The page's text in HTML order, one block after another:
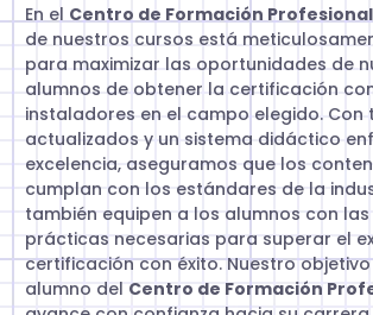
En el Centro de Formación Profesional
de nuestros cursos está
para maximizar las oportunidades de
alumnos de obtener la certificación
instaladores en el campo elegido. Con
actualizados y un sistema didáctico
excelencia, aseguramos que los
cumplan con los estándares de la
también equipen a los alumnos con
prácticas necesarias para superar el
certificación con éxito. Nuestro
alumno del Centro de Formación